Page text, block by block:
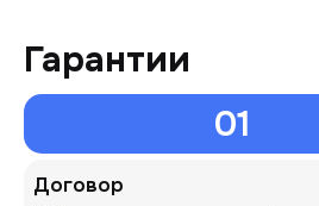
Гарантии
01
Договор